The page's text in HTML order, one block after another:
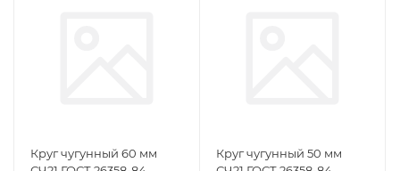
Круг чугунный 60 мм
Круг чугунный 50 мм